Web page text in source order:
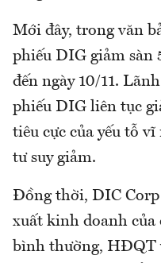
Mới đây, trong văn
phiếu DIG giảm sàn
đến ngày 10/11.
phiếu DIG liên tục
tiêu cực của yếu tỗ
tư suy giảm.
Đồng thời, DIC
xuất kinh doanh của
bình thường, HĐQT